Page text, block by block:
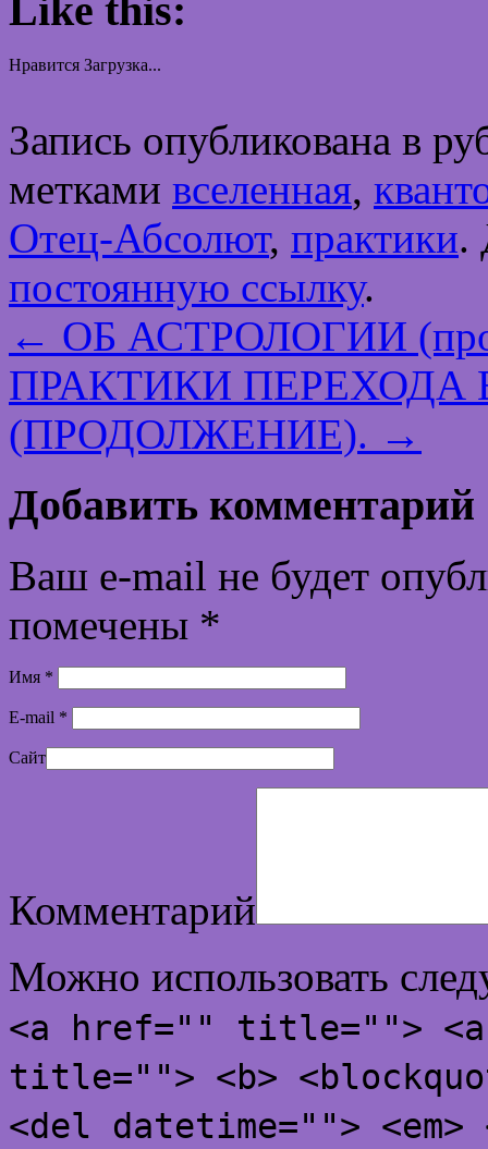
Like this:
Нравится Загрузка...
Запись опубликована в
метками вселенная,
Отец-Абсолют, практики.
постоянную ссылку.
← ОБ АСТРОЛОГИИ
ПРАКТИКИ
(ПРОДОЛЖЕНИЕ). →
Добавить комментарий
Ваш e-mail не будет
помечены *
Имя *
E-mail *
Сайт
Комментарий
Можно использовать
<a href="" title="">
title=""> <b>
<del datetime="">